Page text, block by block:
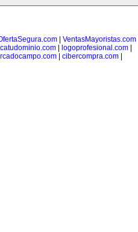
| VentasMayoristas.com|
logoprofesional.com
cibercompra.com